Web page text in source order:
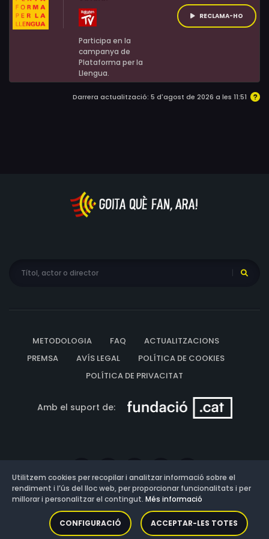
Participa en la
campanya de
Plataforma per la
Llengua.
RECLAMA-HO
Darrera actualització: 5 d'agost de 2026 a les 11:51
METODOLOGIA FAQ
ACTUALITZACIONS
PREMSA
AVÍS LEGAL
POLÍTICA DE COOKIES
POLÍTICA DE PRIVACITAT
Amb el suport de:
Versió: 3.13.0.202607011342
Utilitzem cookies per recopilar i analitzar informació sobre el
rendiment i l’ús del lloc web, per proporcionar funcionalitats i per
millorar i personalitzar el contingut. Més informació
CONFIGURACIÓ ACCEPTAR-LES TOTES